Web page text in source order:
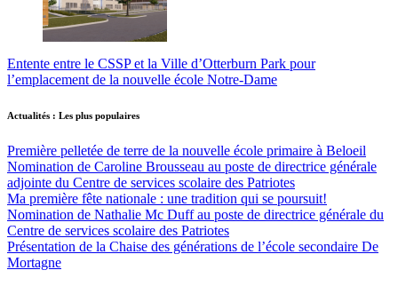
Entente entre le CSSP et la Ville d’Otterburn Park pour
l’emplacement de la nouvelle école Notre-Dame
Actualités : Les plus populaires
Première pelletée de terre de la nouvelle école primaire à Beloeil
Nomination de Caroline Brousseau au poste de directrice générale
adjointe du Centre de services scolaire des Patriotes
Ma première fête nationale : une tradition qui se poursuit!
Nomination de Nathalie Mc Duff au poste de directrice générale du
Centre de services scolaire des Patriotes
Présentation de la Chaise des générations de l’école secondaire De
Mortagne